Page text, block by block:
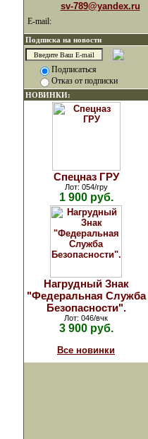
sv-789@yandex.ru
E-mail:
Подписка на новости
Подписаться
Отказ от подписки
НОВИНКИ:
Спецназ ГРУ
Лот: 054/гру
1 900 руб.
Нагрудный Знак
"Федеральная Служба
Безопасности".
Лот: 046/вчк
3 900 руб.
Все новинки